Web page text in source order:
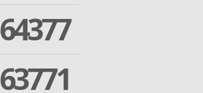
64377
63771